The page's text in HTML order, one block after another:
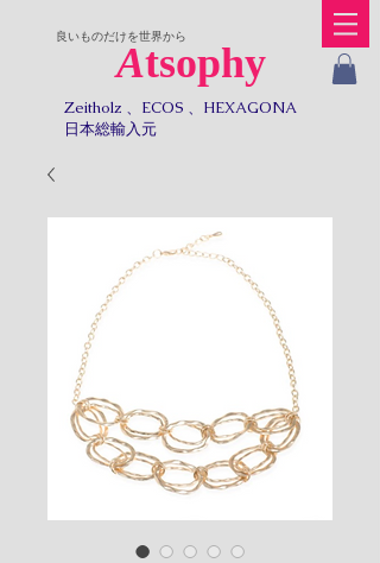
Atsophy
​良いものだけを世界から
Zeitholz 、ECOS 、HEXAGONA
日本総輸入元​​